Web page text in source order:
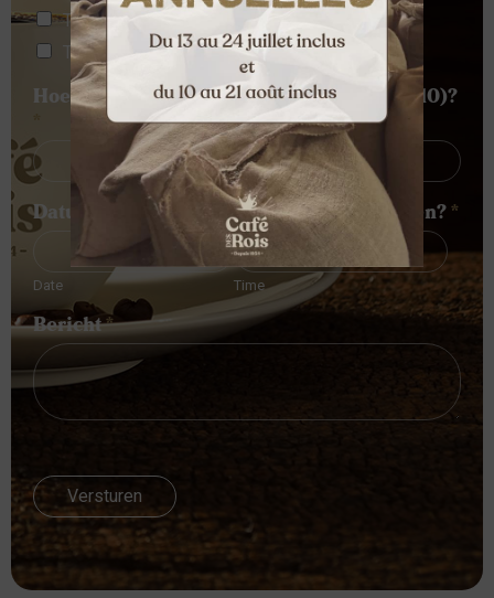
Tussen 10.00 en 11.00 uur
Tussen 11.00 en 12.00 uur
Hoeveel mensen zullen er zijn (maximaal 10)?
Datum en tijd om contact met je op te nemen? *
Date Time
Bericht*
Versturen